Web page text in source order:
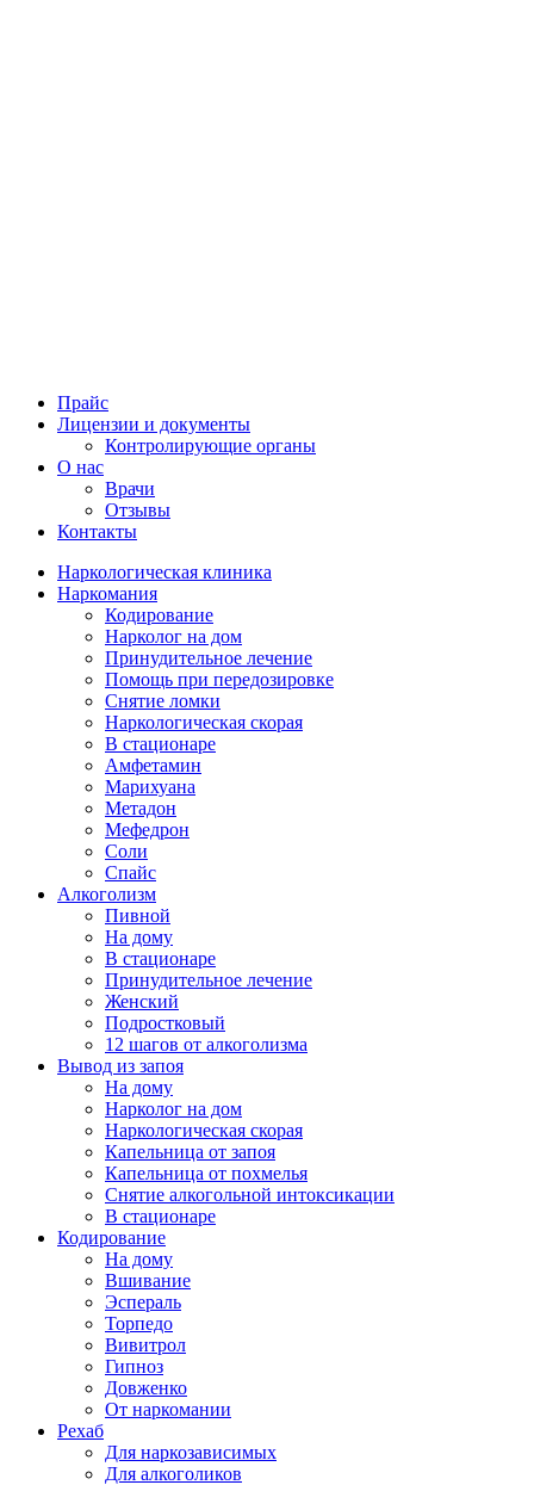
Прайс
Лицензии и документы
Контролирующие органы
О нас
Врачи
Отзывы
Контакты
Наркологическая клиника
Наркомания
Кодирование
Нарколог на дом
Принудительное лечение
Помощь при передозировке
Снятие ломки
Наркологическая скорая
В стационаре
Амфетамин
Марихуана
Метадон
Мефедрон
Соли
Спайс
Алкоголизм
Пивной
На дому
В стационаре
Принудительное лечение
Женский
Подростковый
12 шагов от алкоголизма
Вывод из запоя
На дому
Нарколог на дом
Наркологическая скорая
Капельница от запоя
Капельница от похмелья
Снятие алкогольной интоксикации
В стационаре
Кодирование
На дому
Вшивание
Эспераль
Торпедо
Вивитрол
Гипноз
Довженко
От наркомании
Рехаб
Для наркозависимых
Для алкоголиков